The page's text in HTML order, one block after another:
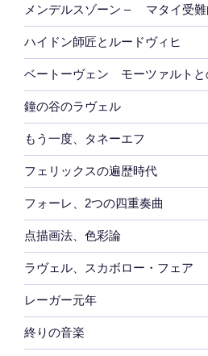
メンデルスゾーン – マタイ受難
ハイドン師匠とルードヴィヒ
ベートーヴェン モーツァルトと
鐘の谷のラヴェル
もう一度、タネーエフ
フェリックスの遍歴時代
フォーレ、2つの四重奏曲
点描画法、色彩論
ラヴェル、スカボロー・フェア
レーガー元年
終りの音楽